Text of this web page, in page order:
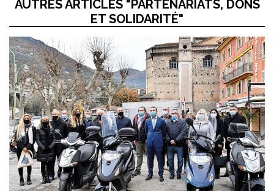
AUTRES ARTICLES "PARTENARIATS, DONS
ET SOLIDARITÉ"